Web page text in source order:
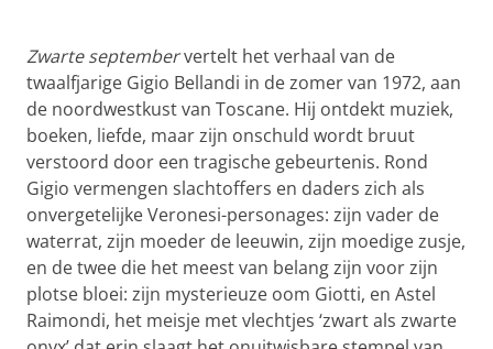
Zwarte septembervertelt het verhaal van de
twaalfjarige Gigio Bellandi in de zomer van 1972, aan
de noordwestkust van Toscane. Hij ontdekt muziek,
boeken, liefde, maar zijn onschuld wordt bruut
verstoord door een tragische gebeurtenis. Rond
Gigio vermengen slachtoffers en daders zich als
onvergetelijke Veronesi-personages: zijn vader de
waterrat, zijn moeder de leeuwin, zijn moedige zusje,
en de twee die het meest van belang zijn voor zijn
plotse bloei: zijn mysterieuze oom Giotti, en Astel
Raimondi, het meisje met vlechtjes ‘zwart als zwarte